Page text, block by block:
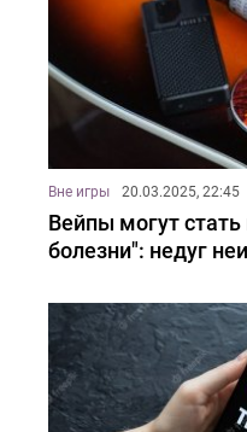
Вне игры 20.03.2025, 22:45
Вейпы могут
болезни": недуг